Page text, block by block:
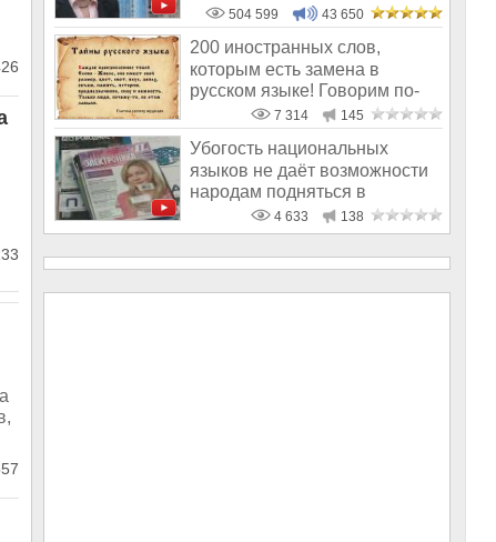
504 599 43 650
200 иностранных слов,
которым есть замена в
русском языке! Говорим по-
русски?
7 314 145
Убогость национальных
языков не даёт возможности
народам подняться в
культурном отн
4 633 138